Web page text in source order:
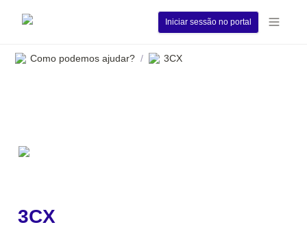
Iniciar sessão no portal
Como podemos ajudar? / 3CX
3CX